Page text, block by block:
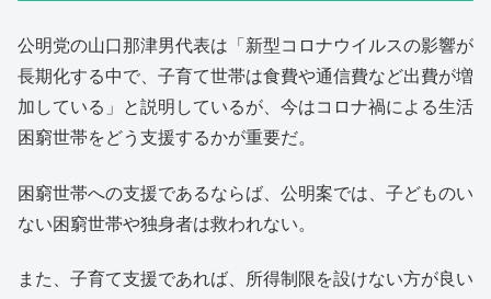
公明党の山口那津男代表は「新型コロナウイルスの影響が
長期化する中で、子育て世帯は食費や通信費など出費が増
加している」と説明しているが、今はコロナ禍による生活
困窮世帯をどう支援するかが重要だ。
困窮世帯への支援であるならば、公明案では、子どものい
ない困窮世帯や独身者は救われない。
また、子育て支援であれば、所得制限を設けない方が良い